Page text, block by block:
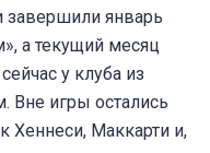
завершили январь
а текущий месяц
у клуба из
Вне игры остались
Хеннеси, Маккарти и,